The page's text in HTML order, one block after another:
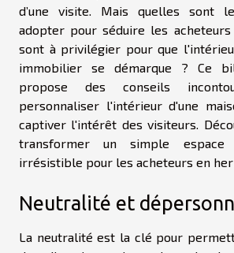
d’une visite. Mais quelles sont
adopter pour séduire les
sont à privilégier pour que
immobilier se démarque ? Ce
propose des conseils
personnaliser l'intérieur d'une
captiver l'intérêt des visiteurs.
transformer un simple
irrésistible pour les acheteurs en
Neutralité et
La neutralité est la clé pour